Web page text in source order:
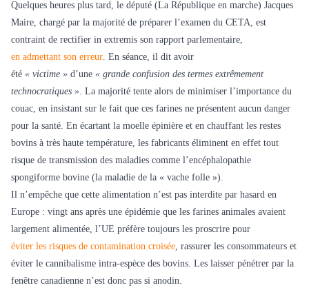
Quelques heures plus tard, le député (La République en marche) Jacques
Maire, chargé par la majorité de préparer l’examen du CETA, est
contraint de rectifier in extremis son rapport parlementaire,
en admettant son erreur. En séance, il dit avoir
été « victime » d’une « grande confusion des termes extrêmement
technocratiques ». La majorité tente alors de minimiser l’importance du
couac, en insistant sur le fait que ces farines ne présentent aucun danger
pour la santé. En écartant la moelle épinière et en chauffant les restes
bovins à très haute température, les fabricants éliminent en effet tout
risque de transmission des maladies comme l’encéphalopathie
spongiforme bovine (la maladie de la « vache folle »).
Il n’empêche que cette alimentation n’est pas interdite par hasard en
Europe : vingt ans après une épidémie que les farines animales avaient
largement alimentée, l’UE préfère toujours les proscrire pour
éviter les risques de contamination croisée, rassurer les consommateurs et
éviter le cannibalisme intra-espèce des bovins. Les laisser pénétrer par la
fenêtre canadienne n’est donc pas si anodin.